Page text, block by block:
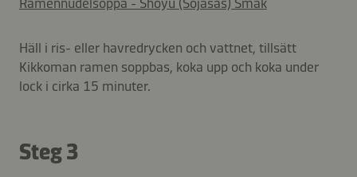
Häll i ris- eller havredrycken och vattnet, tillsätt
Kikkoman ramen soppbas, koka upp och koka under
lock i cirka 15 minuter.
Steg 3